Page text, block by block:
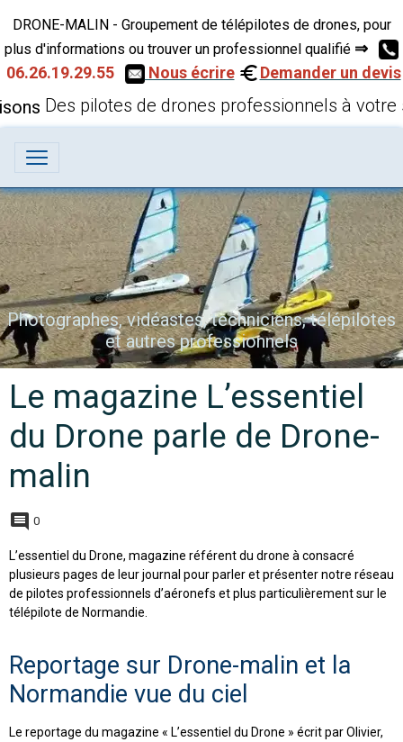
DRONE-MALIN - Groupement de télépilotes de drones, pour
plus d'informations ou trouver un professionnel qualifié ⇒
06.26.19.29.55
Nous écrire Demander un devis
Des pilotes de drones professionnels à votre
Photographes, vidéastes, techniciens, télépilotes
et autres professionnels
Le magazine L’essentiel
du Drone parle de Drone-
malin
0
L’essentiel du Drone, magazine référent du drone à consacré
plusieurs pages de leur journal pour parler et présenter notre réseau
de pilotes professionnels d’aéronefs et plus particulièrement sur le
télépilote de Normandie.
Reportage sur Drone-malin et la
Normandie vue du ciel
Le reportage du magazine « L’essentiel du Drone » écrit par Olivier,